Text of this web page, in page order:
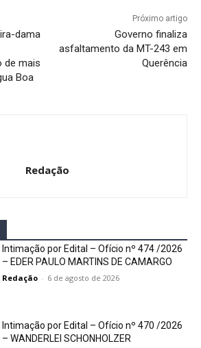
dama
de mais
Boa
Próximo artigo
Governo finaliza
asfaltamento da MT-243 em
Querência
Redação
Intimação por Edital – Ofício nº 474 /2026
– EDER PAULO MARTINS DE CAMARGO
Redação - 6 de agosto de 2026
Intimação por Edital – Ofício nº 470 /2026
– WANDERLEI SCHONHOLZER